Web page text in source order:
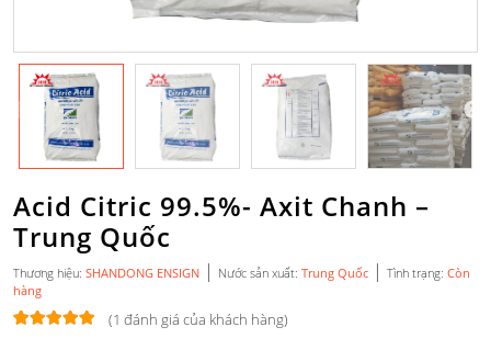
Acid Citric 99.5%- Axit Chanh –
Trung Quốc
Thương hiệu: SHANDONG ENSIGN | Nước sản xuất: Trung Quốc | Tình trạng: Còn
hàng
(1 đánh giá của khách hàng)